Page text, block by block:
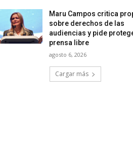
Maru Campos critica
sobre derechos de las
audiencias y pide
prensa libre
agosto 6, 2026
Cargar más